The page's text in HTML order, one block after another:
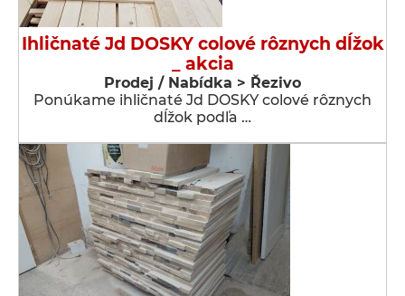
Ihličnaté Jd DOSKY colové rôznych dĺžok
_ akcia
Prodej / Nabídka > Řezivo
Ponúkame ihličnaté Jd DOSKY colové rôznych
dĺžok podľa …